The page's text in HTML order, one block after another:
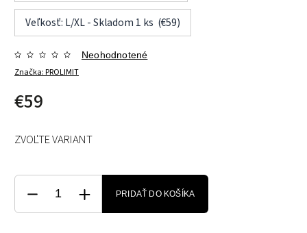
Veľkosť: L/XL - Skladom 1 ks (€59)
Značka:PROLIMIT
Neohodnotené
€59
ZVOĽTE VARIANT
PRIDAŤ DO KOŠÍKA